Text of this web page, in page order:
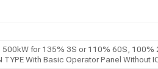
500kW for 135% 3S or 110% 60S,
TYPE With Basic Operator Panel Without